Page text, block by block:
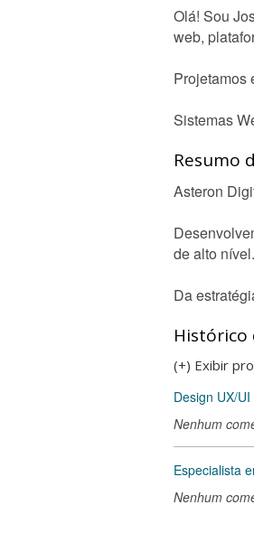
Olá! Sou
web,
Projetamos
Sistemas
Resumo
Asteron
de alto nível.
Da
Histórico
(+) Exibir
Design UX/
Nenhum
Especialista
Nenhum